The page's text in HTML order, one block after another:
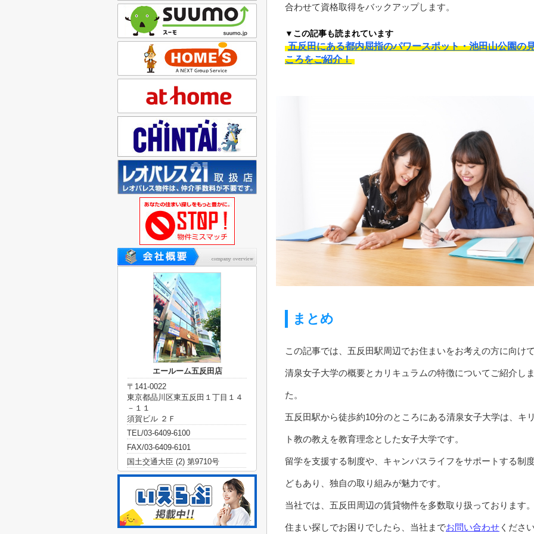
合わせて資格取得をバックアップします。
▼この記事も読まれています
五反田にある都内屈指のパワースポット・池田山公園の
ころをご紹介！
まとめ
この記事では、五反田駅周辺でお住まいをお考えの方に向け
清泉女子大学の概要とカリキュラムの特徴についてご紹介し
た。
五反田駅から徒歩約10分のところにある清泉女子大学は、キ
ト教の教えを教育理念とした女子大学です。
留学を支援する制度や、キャンパスライフをサポートする制
どもあり、独自の取り組みが魅力です。
当社では、五反田周辺の賃貸物件を多数取り扱っております
住まい探しでお困りでしたら、当社までお問い合わせ くださ
エールーム五反田店
〒141-0022
東京都品川区東五反田１丁目１４
－１１
須賀ビル ２Ｆ
TEL/03-6409-6100
FAX/03-6409-6101
国土交通大臣 (2) 第9710号